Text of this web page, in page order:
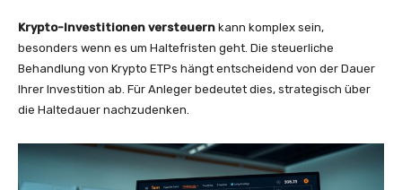
Krypto-Investitionen versteuern kann komplex sein,
besonders wenn es um Haltefristen geht. Die steuerliche
Behandlung von Krypto ETPs hängt entscheidend von der Dauer
Ihrer Investition ab. Für Anleger bedeutet dies, strategisch über
die Haltedauer nachzudenken.